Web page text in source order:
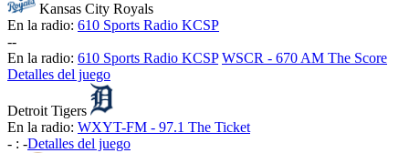
Kansas City Royals
En la radio: 610 Sports Radio KCSP
--
En la radio: 610 Sports Radio KCSP WSCR - 670 AM The Score
Detalles del juego
Detroit Tigers
En la radio: WXYT-FM - 97.1 The Ticket
- : -Detalles del juego